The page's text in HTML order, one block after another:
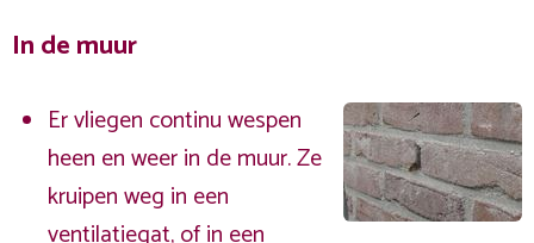
In de muur
Er vliegen continu wespen
heen en weer in de muur. Ze
kruipen weg in een